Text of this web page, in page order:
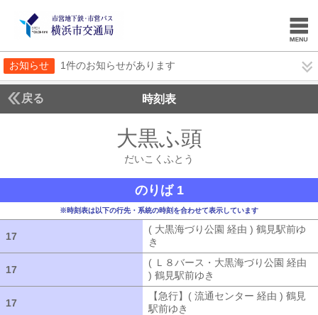
お知らせ 1件のお知らせがあります
戻る 時刻表
大黒ふ頭
だいこくふとう
のりば 1
※時刻表は以下の行先・系統の時刻を合わせて表示しています
17
( 大黒海づり公園 経由 ) 鶴見駅前ゆ
き
17
( Ｌ８バース・大黒海づり公園 経由
) 鶴見駅前ゆき
17
【急行】( 流通センター 経由 ) 鶴見
駅前ゆき